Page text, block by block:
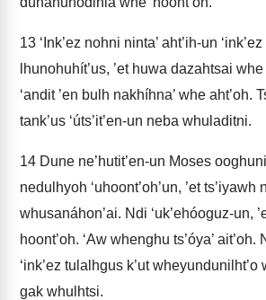
13 ‘Ink’ez nohni ninta’ aht’ih-un
lhunohuhít’us, ’et huwa dazahtsai whe
‘andit ’en bulh nakhíhna’ whe aht’oh.
tank’us ‘úts’it’en-un neba whuladitni.
14 Dune ne’hutit’en-un Moses
nedulhyoh ‘uhoont’oh’un, ’et ts’iyawh
whusanáhon’ai. Ndi ‘uk’ehóoguz-un,
hoont’oh. ‘Aw whenghu ts’óya’
‘ink’ez tulalhgus k’ut wheyundunilht’o
gak whulhtsi.